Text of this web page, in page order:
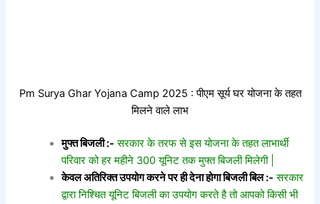
Pm Surya Ghar Yojana Camp 2025 : पीएम सूर्य घर योजना के तहत
मिलने वाले लाभ
मुफ्त बिजली :- सरकार के तरफ से इस योजना के तहत लाभार्थी
परिवार को हर महीने 300 यूनिट तक मुफ्त बिजली मिलेगी |
केवल अतिरिक्त उपयोग करने पर ही देना होगा बिजली बिल :- सरकार
द्वारा निश्चित यूनिट बिजली का उपयोग करते है तो आपको किसी भी